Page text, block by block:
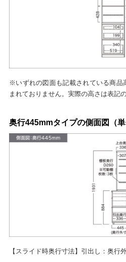
※いずれの図面も記載されている商品
まれておりません。実際の高さは表記
奥行445mmタイプの側面図（単
【スライド時奥行寸法】引出し：奥行